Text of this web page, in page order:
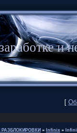
[
» Infinix »